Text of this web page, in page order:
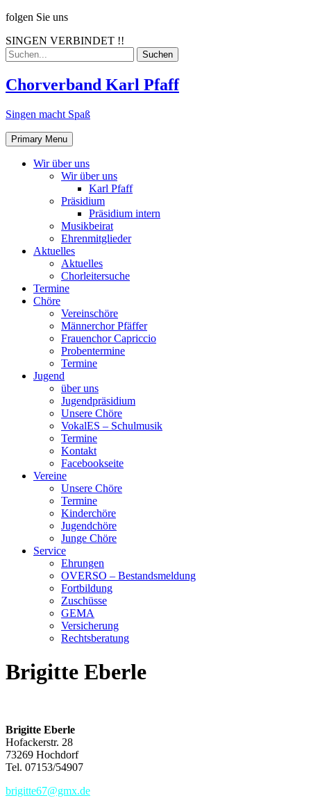
Skip
content
folgen Sie uns
SINGEN VERBINDET !!
Search
for:
Chorverband Karl Pfaff
Singen macht Spaß
Primary Menu
Wir über uns
Wir über uns
Karl Pfaff
Präsidium
Präsidium intern
Musikbeirat
Ehrenmitglieder
Aktuelles
Aktuelles
Chorleitersuche
Termine
Chöre
Vereinschöre
Männerchor Pfäffer
Frauenchor Capriccio
Probentermine
Termine
Jugend
über uns
Jugendpräsidium
Unsere Chöre
VokalES – Schulmusik
Termine
Kontakt
Facebookseite
Vereine
Unsere Chöre
Termine
Kinderchöre
Jugendchöre
Junge Chöre
Service
Ehrungen
OVERSO – Bestandsmeldung
Fortbildung
Zuschüsse
GEMA
Versicherung
Rechtsberatung
Brigitte Eberle
Brigitte Eberle
Hofackerstr. 28
73269 Hochdorf
Tel. 07153/54907
brigitte67@gmx.de